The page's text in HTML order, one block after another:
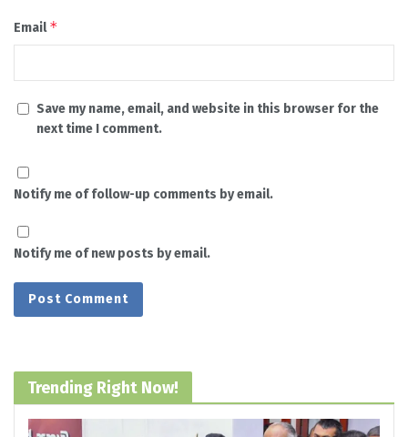
Email*
Save my name, email, and website in this browser for the
next time I comment.
Notify me of follow-up comments by email.
Notify me of new posts by email.
Trending Right Now!